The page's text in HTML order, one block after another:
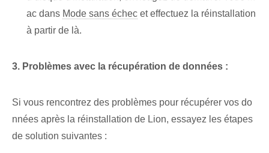
ac dans Mode sans échec et effectuez la réinstallation
à partir de là.
3.‌ Problèmes avec⁢ la récupération de données :
Si vous rencontrez des problèmes pour récupérer vos do
nnées après la réinstallation de Lion, essayez les étapes
de solution suivantes :